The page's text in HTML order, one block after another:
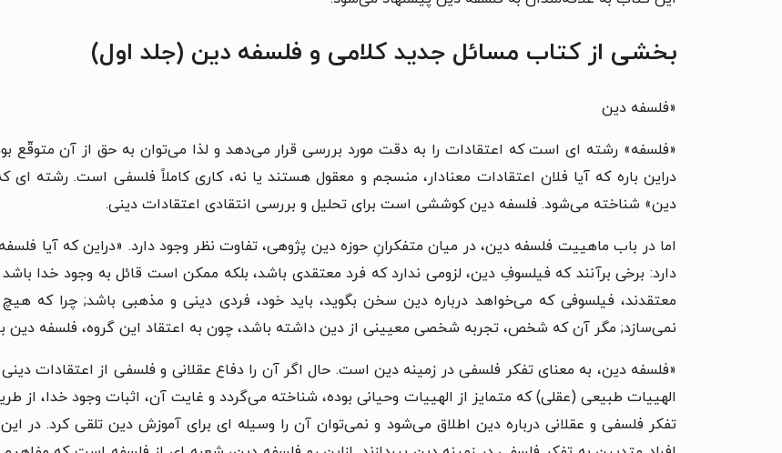
بخشی از کتاب مسائل جدید کلامی و فلسفه دین (جلد اول)
«فلسفه دین
«فلسفه» رشته ای است که اعتقادات را به دقت مورد بررسی قرار می‌دهد و لذا می‌توان به حق از آن متوقّع
دراین باره که آیا فلان اعتقادات معنادار، منسجم و معقول هستند یا نه، کاری کاملاً فلسفی است. رشته
دین» شناخته می‌شود. فلسفه دین کوششی است برای تحلیل و بررسی انتقادی اعتقادات دینی.
اما در باب ماهيیت فلسفه دین، در میان متفکرانِ حوزه دین پژوهی، تفاوت نظر وجود دارد. «دراین که آیا
دارد: برخی برآنند که فیلسوفِ دین، لزومی ندارد که فرد معتقدی باشد، بلکه ممکن است قائل به وجود خدا باشد
معتقدند، فیلسوفی که می‌خواهد درباره دین سخن بگوید، باید خود، فردی دینی و مذهبی باشد; چرا که
نمی‌سازد; مگر آن که شخص، تجربه شخصی معيینی از دین داشته باشد، چون به اعتقاد این گروه، فلسفه دین
«فلسفه دین، به معنای تفکر فلسفی در زمینه دین است. حال اگر آن را دفاع عقلانی و فلسفی از اعتقادات
الهيیات طبیعی (عقلی) که متمایز از الهيیات وحیانی بوده، شناخته می‌گردد و غایت آن، اثبات وجود خدا، از
تفکر فلسفی و عقلانی درباره دین اطلاق می‌شود و نمی‌توان آن را وسیله ای برای آموزش دین تلقی کرد. در